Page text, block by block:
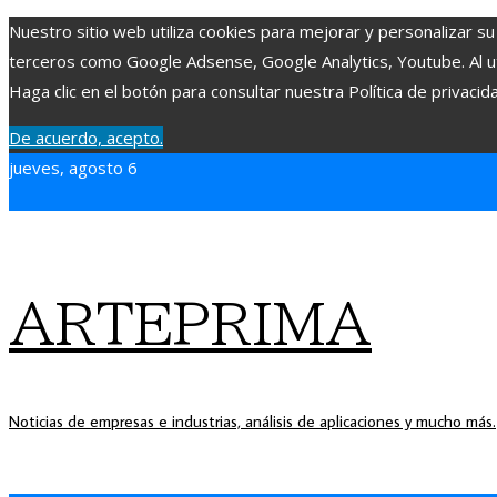
Nuestro sitio web utiliza cookies para mejorar y personalizar
terceros como Google Adsense, Google Analytics, Youtube.
Haga clic en el botón para consultar nuestra Política de
De acuerdo, acepto.
jueves, agosto 6
ARTEPRIMA
Noticias de empresas e industrias, análisis de aplicaciones y mucho más.